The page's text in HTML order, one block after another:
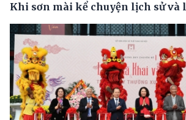
Khi sơn mài kể chuyện lịch sử và